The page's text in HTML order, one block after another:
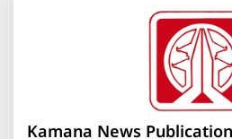
Kamana News